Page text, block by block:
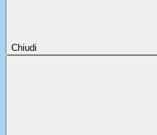
Chiudi